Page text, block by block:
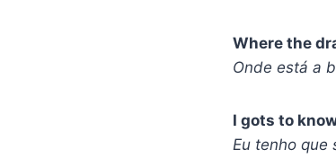
Where the
Onde está a
I gots to
Eu tenho que